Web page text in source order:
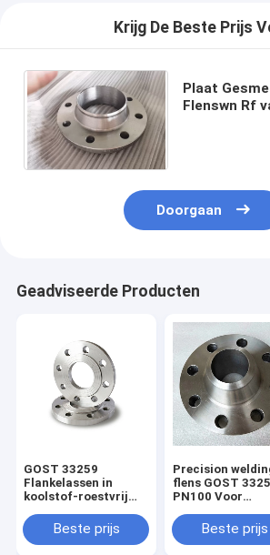
Krijg De Beste Prijs
Plaat
Flenswn Rf
Doorgaan
Geadviseerde Producten
GOST 33259
Flankelassen in
koolstof-roestvrij
legeringsstaal
Beste prijs
Precision
flens GOST
PN100 Voor
verbindingen
Beste prijs